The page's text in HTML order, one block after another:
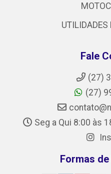
UTILIDADES
Fale
(27)
(27)
Seg a Qui 8:00 às
Formas